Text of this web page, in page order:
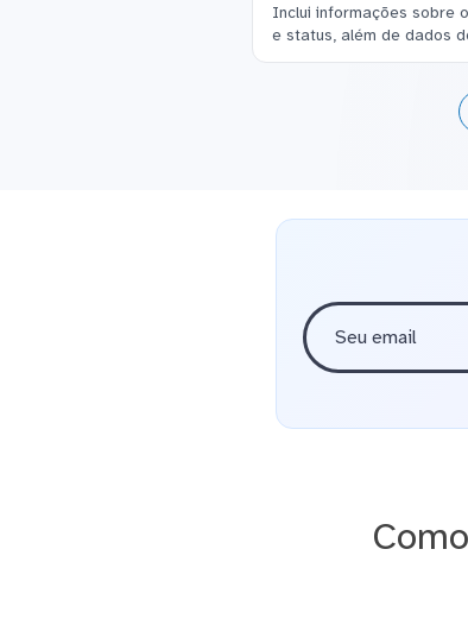
Inclui informações sobre
e status, além de dados